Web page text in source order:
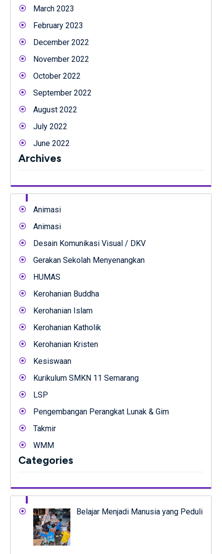
March 2023
February 2023
December 2022
November 2022
October 2022
September 2022
August 2022
July 2022
June 2022
Archives
Animasi
Animasi
Desain Komunikasi Visual / DKV
Gerakan Sekolah Menyenangkan
HUMAS
Kerohanian Buddha
Kerohanian Islam
Kerohanian Katholik
Kerohanian Kristen
Kesiswaan
Kurikulum SMKN 11 Semarang
LSP
Pengembangan Perangkat Lunak & Gim
Takmir
WMM
Categories
Belajar Menjadi Manusia yang Peduli